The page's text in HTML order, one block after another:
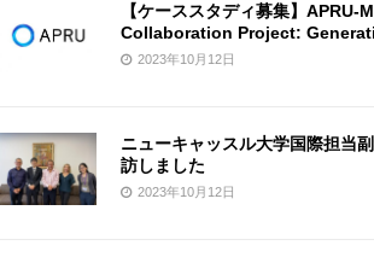
【ケーススタディ募集】APRU-
Collaboration Project:
2023年10月12日
ニューキャッスル大学国際担当
訪しました
2023年10月12日